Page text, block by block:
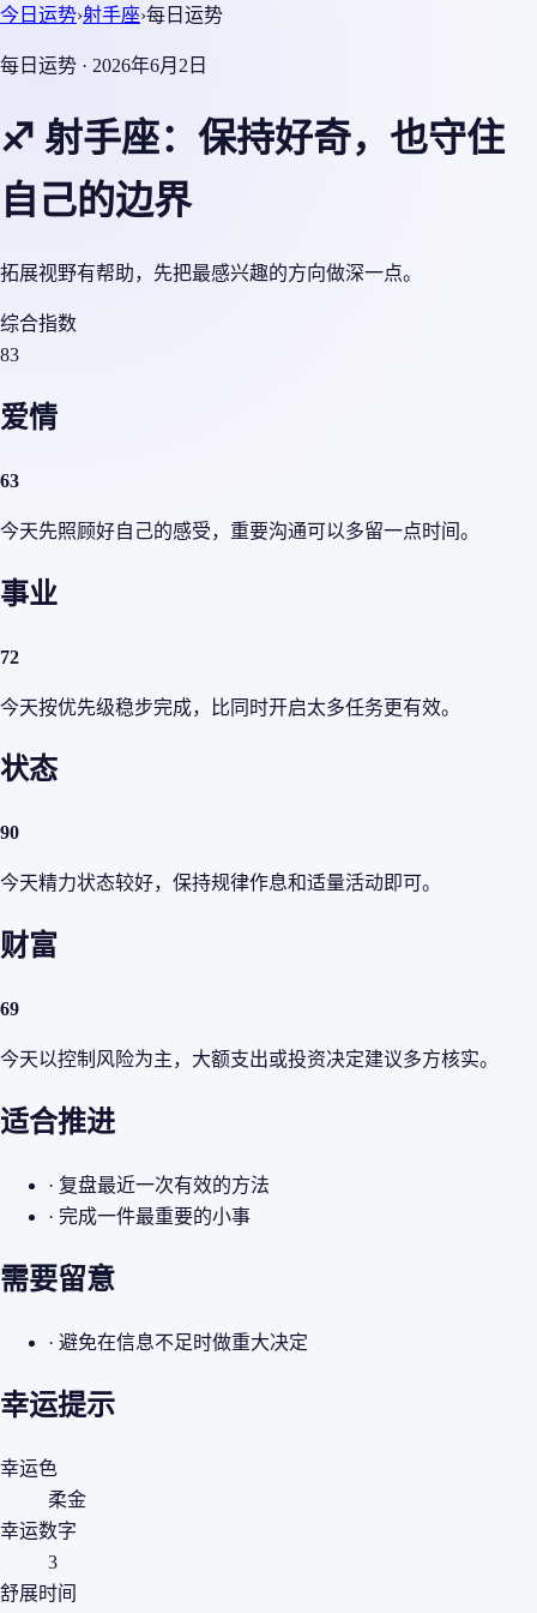
今日运势›射手座›每日运势
每日运势 · 2026年6月2日
♐ 射手座：保持好奇，也守住
自己的边界
拓展视野有帮助，先把最感兴趣的方向做深一点。
综合指数
83
爱情
63
今天先照顾好自己的感受，重要沟通可以多留一点时间。
事业
72
今天按优先级稳步完成，比同时开启太多任务更有效。
状态
90
今天精力状态较好，保持规律作息和适量活动即可。
财富
69
今天以控制风险为主，大额支出或投资决定建议多方核实。
适合推进
· 复盘最近一次有效的方法
· 完成一件最重要的小事
需要留意
· 避免在信息不足时做重大决定
幸运提示
幸运色
柔金
幸运数字
3
舒展时间